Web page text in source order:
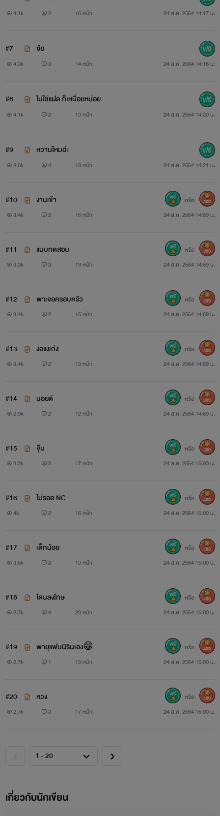
4.1k 2 16 หน้า 24 ส.ค. 2564 14:17 น.
#7 ซ้อ
4.3k 3 14 หน้า 24 ส.ค. 2564 14:18 น.
#8 ไม่ใช่แฝด ก็เหนื่อยหน่อย
4.1k 2 13 หน้า 24 ส.ค. 2564 14:20 น.
#9 หวานไหมอ่ะ
3.6k 4 13 หน้า 24 ส.ค. 2564 14:21 น.
#10 งานเข้า
3.4k 2 16 หน้า 24 ส.ค. 2564 14:59 น.
หรือ 300
#11 แบบทดสอบ
3.3k 3 19 หน้า 24 ส.ค. 2564 14:59 น.
หรือ 300
#12 พาเจอครอบครัว
3.4k 2 15 หน้า 24 ส.ค. 2564 14:59 น.
หรือ 300
#13 งอแงเก่ง
3.4k 2 13 หน้า 24 ส.ค. 2564 14:59 น.
หรือ 300
#14 นอยด์
2.9k 2 12 หน้า 24 ส.ค. 2564 14:59 น.
หรือ 300
#15 จุ๊บ
3.2k 3 17 หน้า 24 ส.ค. 2564 15:00 น.
หรือ 300
#16 ไม่รอด NC
4k 2 16 หน้า 24 ส.ค. 2564 15:00 น.
หรือ 400
#17 เด็กน้อย
3.5k 2 13 หน้า 24 ส.ค. 2564 15:00 น.
หรือ 400
#18 โดนลงโทษ
2.7k 4 20 หน้า 24 ส.ค. 2564 15:00 น.
หรือ 400
#19 พายุแฟนนิรินเอง😁
2.7k 1 13 หน้า 24 ส.ค. 2564 15:00 น.
หรือ 400
#20 หวง
2.7k 3 17 หน้า 24 ส.ค. 2564 15:00 น.
หรือ 400
เกี่ยวกับนักเขียน